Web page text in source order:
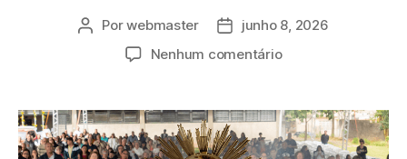
Porwebmaster
junho 8, 2026
Nenhum comentário